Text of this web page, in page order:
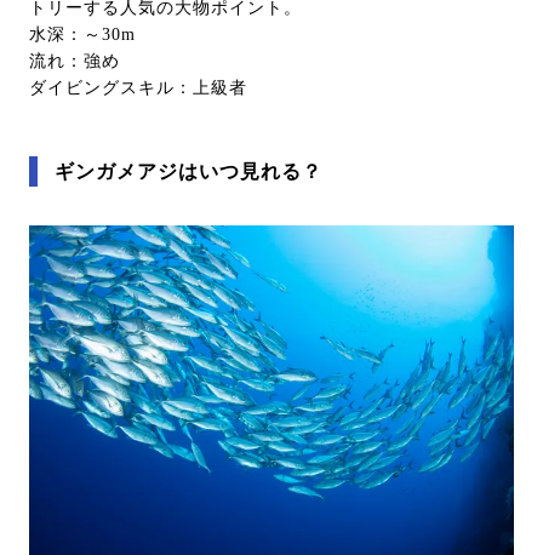
トリーする人気の大物ポイント。
水深：～30m
流れ：強め
ダイビングスキル：上級者
ギンガメアジはいつ見れる？